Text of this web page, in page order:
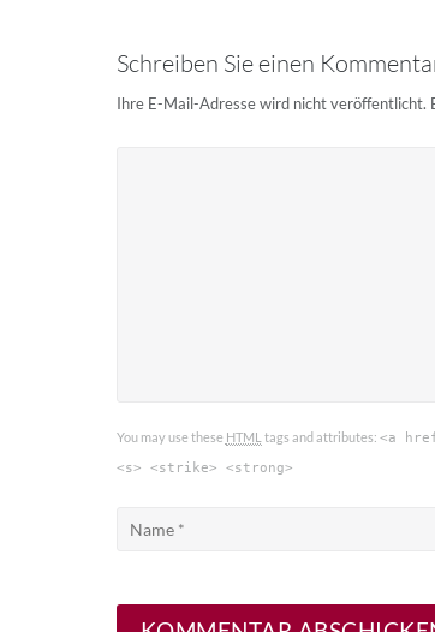
Schreiben Sie einen
Ihre E-Mail-Adresse wird nicht veröffentlicht.
You may use these HTML tags and attributes: <a
<s> <strike> <strong>